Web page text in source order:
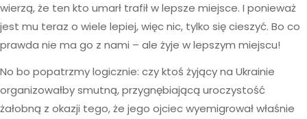
wierzą, że ten kto umarł trafił w lepsze miejsce. I ponieważ
jest mu teraz o wiele lepiej, więc nic, tylko się cieszyć. Bo co
prawda nie ma go z nami – ale żyje w lepszym miejscu!
No bo popatrzmy logicznie: czy ktoś żyjący na Ukrainie
organizowałby smutną, przygnębiającą uroczystość
żałobną z okazji tego, że jego ojciec wyemigrował właśnie